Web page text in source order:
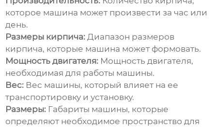
которое машина может произвести за час или
день.
Размеры кирпича: Диапазон размеров
кирпича, которые машина может формовать.
Мощность двигателя: Мощность двигателя,
необходимая для работы машины.
Вес: Вес машины, который влияет на ее
транспортировку и установку.
Размеры: Габариты машины, которые
определяют необходимое пространство для